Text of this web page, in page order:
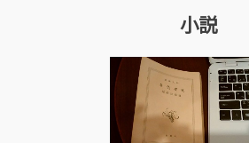
小説